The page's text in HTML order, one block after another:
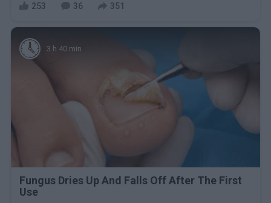
253 36 351
3 h 40 min
Fungus Dries Up And Falls Off After The First
Use